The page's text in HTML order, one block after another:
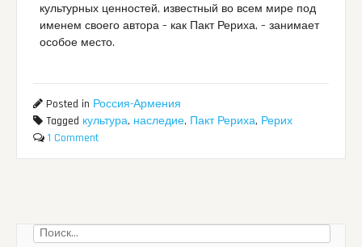
культурных ценностей, известный во всем мире под
именем своего автора – как Пакт Рериха, – занимает
особое место.
Posted in Россия-Армения
Tagged культура, наследие, Пакт Рериха, Рерих
1 Comment
Найти: